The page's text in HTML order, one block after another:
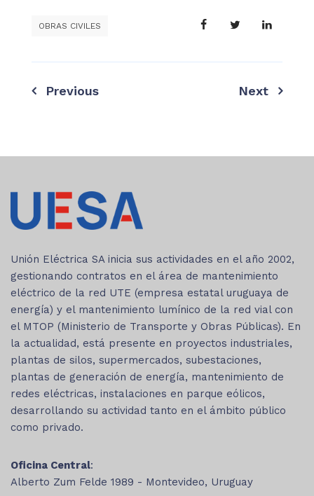
OBRAS CIVILES
Navegación
entradas
Previous Next
Unión Eléctrica SA inicia sus actividades en el año 2002,
gestionando contratos en el área de mantenimiento
eléctrico de la red UTE (empresa estatal uruguaya de
energía) y el mantenimiento lumínico de la red vial con
el MTOP (Ministerio de Transporte y Obras Públicas). En
la actualidad, está presente en proyectos industriales,
plantas de silos, supermercados, subestaciones,
plantas de generación de energía, mantenimiento de
redes eléctricas, instalaciones en parque eólicos,
desarrollando su actividad tanto en el ámbito público
como privado.
Oficina Central:
Alberto Zum Felde 1989 - Montevideo, Uruguay